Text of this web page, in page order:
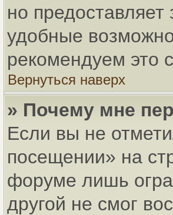
но
удобные
рекомендуем это
Вернуться наверх
» Почему мне
Если вы не
посещении» на
форуме лишь
другой не смог